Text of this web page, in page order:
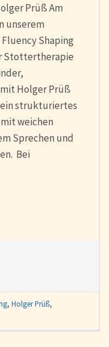
Prüß Am
unserem
Shaping
Stottertherapie
Holger Prüß
ein strukturiertes
weichen
Sprechen und
Bei
, Holger Prüß,